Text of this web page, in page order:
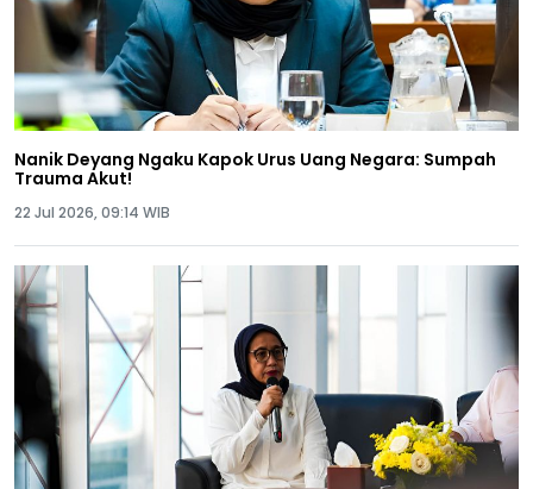
Nanik Deyang Ngaku Kapok Urus Uang Negara: Sumpah
Trauma Akut!
22 Jul 2026, 09:14 WIB